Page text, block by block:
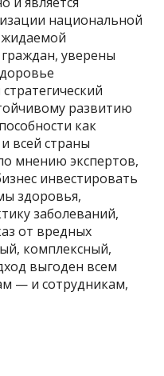
национальной
уверены
развитию
как
всей страны
мнению экспертов,
инвестировать
здоровья,
заболеваний,
от вредных
комплексный,
выгоден всем
— и сотрудникам,